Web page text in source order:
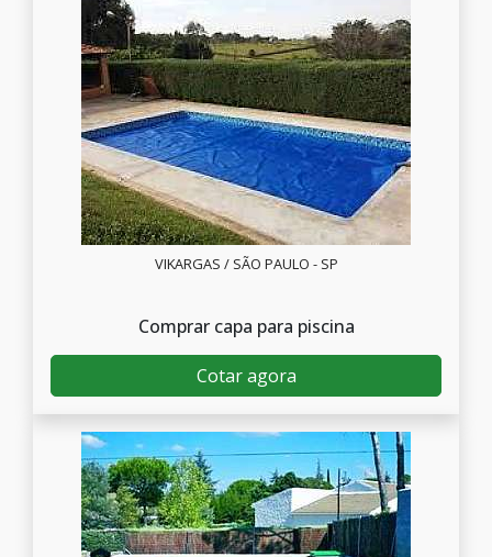
VIKARGAS / SÃO PAULO - SP
Comprar capa para piscina
Cotar agora